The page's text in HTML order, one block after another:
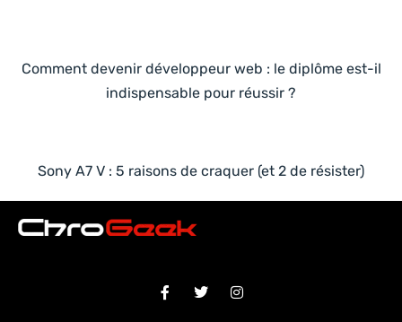
Comment devenir développeur web : le diplôme est-il
indispensable pour réussir ?
Sony A7 V : 5 raisons de craquer (et 2 de résister)